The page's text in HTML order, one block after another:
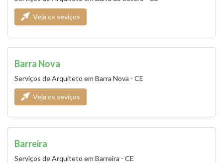
Veja os seviços
Barra Nova
Serviços de Arquiteto em Barra Nova - CE
Veja os seviços
Barreira
Serviços de Arquiteto em Barreira - CE